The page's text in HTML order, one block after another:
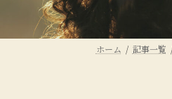
ホーム 記事一覧